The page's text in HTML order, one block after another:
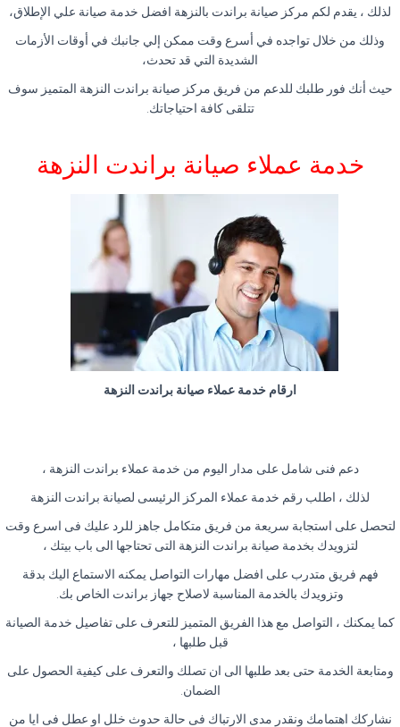
لذلك ، يقدم لكم مركز صيانة براندت بالنزهة افضل خدمة صيانة علي الإطلاق،
وذلك من خلال تواجده في أسرع وقت ممكن إلي جانبك في أوقات الأزمات
الشديدة التي قد تحدث،
حيث أنك فور طلبك للدعم من فريق مركز صيانة براندت النزهة المتميز سوف
تتلقى كافة احتياجاتك
خدمة عملاء صيانة براندت النزهة
ارقام خدمة عملاء صيانة براندت النزهة
دعم فنى شامل على مدار اليوم من خدمة عملاء براندت النزهة ،
لذلك ، اطلب رقم خدمة عملاء المركز الرئيسى لصيانة براندت النزهة
لتحصل على استجابة سريعة من فريق متكامل جاهز للرد عليك فى اسرع وقت
لتزويدك بخدمة صيانة براندت النزهة التى تحتاجها الى باب بيتك ،
فهم فريق متدرب على افضل مهارات التواصل يمكنه الاستماع اليك بدقة
وتزويدك بالخدمة المناسبة لاصلاح جهاز براندت الخاص بك
كما يمكنك ، التواصل مع هذا الفريق المتميز للتعرف على تفاصيل خدمة الصيانة
قبل طلبها ،
ومتابعة الخدمة حتى بعد طلبها الى ان تصلك والتعرف على كيفية الحصول على
الضمان
نشاركك اهتمامك ونقدر مدى الارتباك فى حالة حدوث خلل او عطل فى ايا من